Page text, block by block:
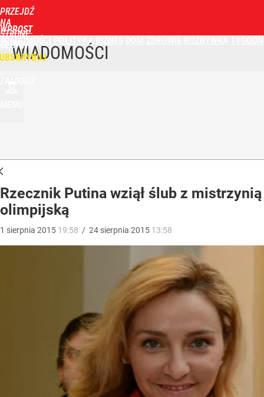
PRZEJDŹ
NA
STRONĘ
GŁÓWNĄ
WPROST
POLITYKA
WIADOMOŚCI
Rzecznik Putina wziął ślub z mistrzynią
olimpijską
1 sierpnia 2015 19:58 / 24 sierpnia 2015 13:58